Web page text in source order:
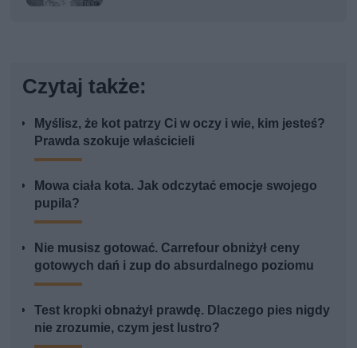
Czytaj także:
Myślisz, że kot patrzy Ci w oczy i wie, kim jesteś?
Prawda szokuje właścicieli
Mowa ciała kota. Jak odczytać emocje swojego
pupila?
Nie musisz gotować. Carrefour obniżył ceny
gotowych dań i zup do absurdalnego poziomu
Test kropki obnażył prawdę. Dlaczego pies nigdy
nie zrozumie, czym jest lustro?